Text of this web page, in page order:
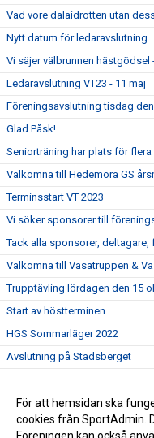
Vad vore dalaidrotten utan
Nytt datum för ledaravslutning
Vi säjer välbrunnen hästgödsel
Ledaravslutning VT23 - 11 maj
Föreningsavslutning tisdag
Glad Påsk!
Seniorträning har plats för flera
Välkomna till Hedemora GS
Terminsstart VT 2023
Vi söker sponsorer till
Tack alla sponsorer,
Välkomna till Vasatruppen &
Trupptävling lördagen den 15
Start av höstterminen
HGS Sommarläger 2022
Avslutning på Stadsberget
Bokning av plats inför
Höstterminen startar vecka 37
För att hemsidan ska
cookies från SportAdmin.